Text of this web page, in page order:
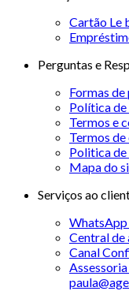
Cartão Le
Perguntas e
Formas
Política
Termos e
Termos
Politica
Mapa do
Serviços ao
Central
Canal